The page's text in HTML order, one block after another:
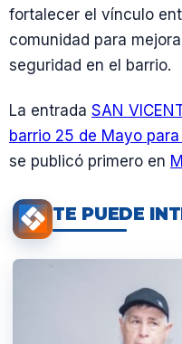
fortalecer el vínculo
comunidad para
seguridad en el barrio.
La entrada SAN
barrio 25 de Mayo
se publicó primero en
TE PUEDE